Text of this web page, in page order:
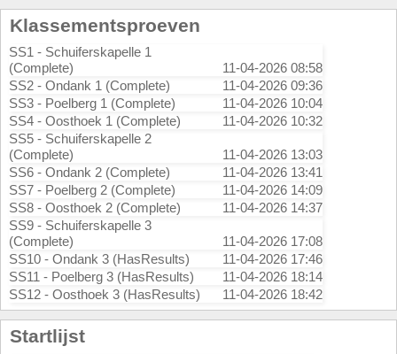
Klassementsproeven
SS1 - Schuiferskapelle 1
(Complete)
11-04-2026 08:58
SS2 - Ondank 1 (Complete)
11-04-2026 09:36
SS3 - Poelberg 1 (Complete)
11-04-2026 10:04
SS4 - Oosthoek 1 (Complete)
11-04-2026 10:32
SS5 - Schuiferskapelle 2
(Complete)
11-04-2026 13:03
SS6 - Ondank 2 (Complete)
11-04-2026 13:41
SS7 - Poelberg 2 (Complete)
11-04-2026 14:09
SS8 - Oosthoek 2 (Complete)
11-04-2026 14:37
SS9 - Schuiferskapelle 3
(Complete)
11-04-2026 17:08
SS10 - Ondank 3 (HasResults)
11-04-2026 17:46
SS11 - Poelberg 3 (HasResults)
11-04-2026 18:14
SS12 - Oosthoek 3 (HasResults)
11-04-2026 18:42
Startlijst